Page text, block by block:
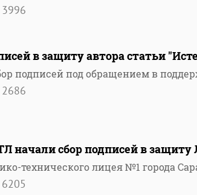
3996
в защиту автора статьи
подписей под обращением в
2686
начали сбор подписей в
технического лицея №1 города
6205